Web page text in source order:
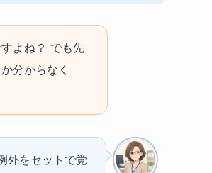
よね？ でも先
分からなく
外をセットで覚